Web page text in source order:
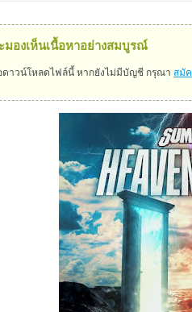
มองเห็นเนื้อหาอย่างสมบูรณ์
ดาวน์โหลดไฟล์นี้ หากยังไม่มีบัญชี กรุณา สมั